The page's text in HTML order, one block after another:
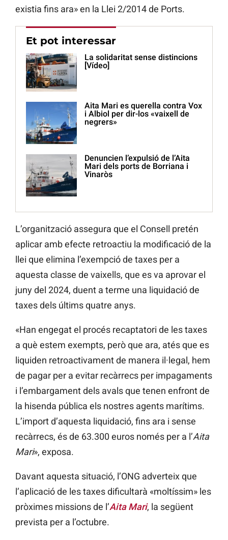
existia fins ara» en la Llei 2/2014 de Ports.
Et pot interessar
La solidaritat sense distincions
[Vídeo]
Aita Mari es querella contra Vox
i Albiol per dir-los «vaixell de
negrers»
Denuncien l’expulsió de l’Aita
Mari dels ports de Borriana i
Vinaròs
L’organització assegura que el Consell pretén
aplicar amb efecte retroactiu la modificació de la
llei que elimina l’exempció de taxes per a
aquesta classe de vaixells, que es va aprovar el
juny del 2024, duent a terme una liquidació de
taxes dels últims quatre anys.
«Han engegat el procés recaptatori de les taxes
a què estem exempts, però que ara, atés que es
liquiden retroactivament de manera il·legal, hem
de pagar per a evitar recàrrecs per impagaments
i l’embargament dels avals que tenen enfront de
la hisenda pública els nostres agents marítims.
L’import d’aquesta liquidació, fins ara i sense
recàrrecs, és de 63.300 euros només per a l’Aita
Mari», exposa.
Davant aquesta situació, l’ONG adverteix que
l’aplicació de les taxes dificultarà «moltíssim» les
pròximes missions de l’Aita Mari, la següent
prevista per a l’octubre.